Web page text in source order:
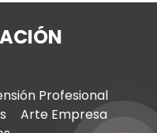
Profesional
Arte Empresa